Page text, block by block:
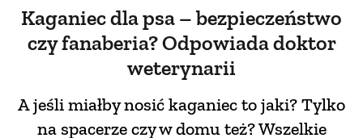
Kaganiec dla psa – bezpieczeństwo
czy fanaberia? Odpowiada doktor
weterynarii
A jeśli miałby nosić kaganiec to jaki? Tylko
na spacerze czy w domu też? Wszelkie